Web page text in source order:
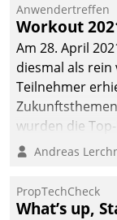
Cloud-
Lösungen mit
Anwendertreffen
Workout
Am 28. April
diesmal als
Teilnehmer
wurden die
Andreas
PropTechCheck
What’s up,